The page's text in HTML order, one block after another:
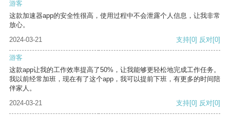
游客
这款加速器app的安全性很高，使用过程中不会泄露个人信息，让我非常
放心。
2024-03-21
支持[0] 反对[0]
游客
这款app让我的工作效率提高了50%，让我能够更轻松地完成工作任务。
我以前经常加班，现在有了这个app，我可以提前下班，有更多的时间陪
伴家人。
2024-03-21
支持[0] 反对[0]